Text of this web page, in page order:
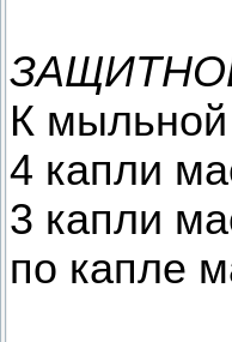
К
4 капли
3 капли
по капле